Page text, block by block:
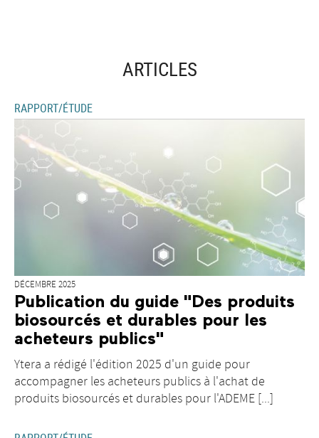
ARTICLES
RAPPORT/ÉTUDE
DÉCEMBRE 2025
Publication du guide "Des produits
biosourcés et durables pour les
acheteurs publics"
Ytera a rédigé l'édition 2025 d'un guide pour
accompagner les acheteurs publics à l'achat de
produits biosourcés et durables pour l'ADEME [...]